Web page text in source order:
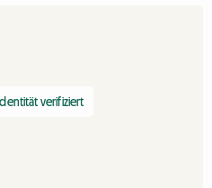
Identität verifiziert